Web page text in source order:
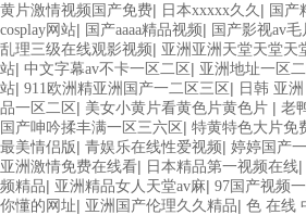
黄片激情视频国产免费| 日本xxxxx久久 | 国产
cosplay网站| 国产aaaa精品视频| 国产影视av
乱理三级在线观影视频| 亚洲亚洲天堂天堂天
站| 中文字幕av不卡一区二区 | 亚洲地址一区
站| 911欧洲精亚洲国产一二区三区 | 日韩 亚
品一区二区 | 美女小黄片看黄色片黄色片 | 老
国产呻吟揉丰满一区三六区 | 特黄特色大片免
最美情侣版 | 青娱乐在线性爱视频| 婷婷国产
亚洲激情免费在线看| 日本精品第一视频在线|
频精品| 亚洲精品女人天堂av麻| 97国产视频
你懂的网址| 亚洲国产伦理久久精品| 色 在线